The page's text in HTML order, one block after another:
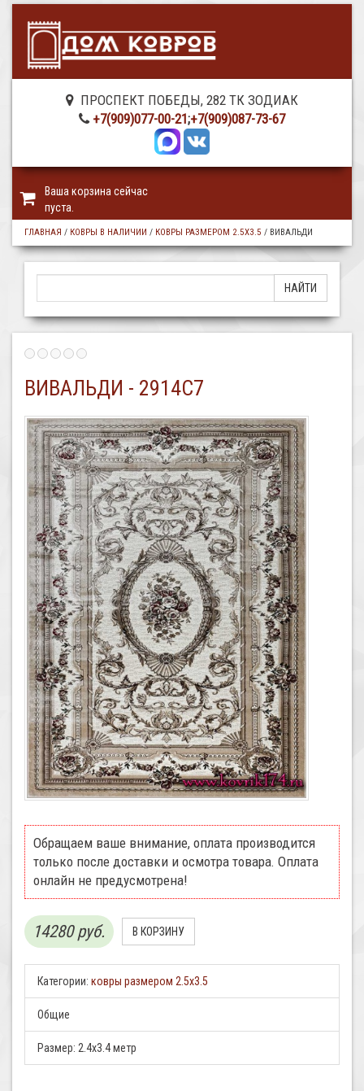
ПРОСПЕКТ ПОБЕДЫ, 282 ТК ЗОДИАК
+7(909)077-00-21;+7(909)087-73-67
Ваша корзина сейчас
пуста.
ГЛАВНАЯ / КОВРЫ В НАЛИЧИИ / КОВРЫ РАЗМЕРОМ 2.5Х3.5 / ВИВАЛЬДИ
ВИВАЛЬДИ - 2914C7
Обращаем ваше внимание, оплата производится
только после доставки и осмотра товара. Оплата
онлайн не предусмотрена!
14280 руб.
Категории: ковры размером 2.5х3.5
Общие
Размер: 2.4x3.4 метр